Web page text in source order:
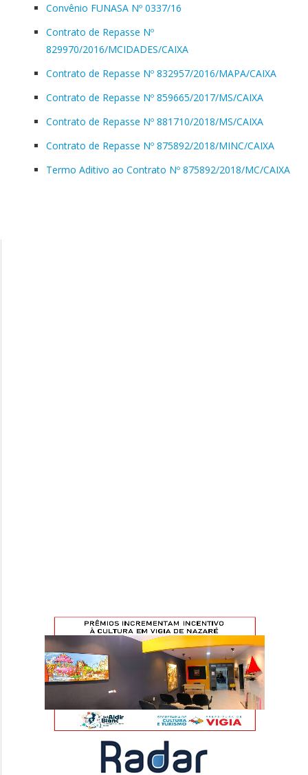
Convênio FUNASA Nº 0337/16
Contrato de Repasse Nº
829970/2016/MCIDADES/CAIXA
Contrato de Repasse Nº 832957/2016/MAPA/CAIXA
Contrato de Repasse Nº 859665/2017/MS/CAIXA
Contrato de Repasse Nº 881710/2018/MS/CAIXA
Contrato de Repasse Nº 875892/2018/MINC/CAIXA
Termo Aditivo ao Contrato Nº 875892/2018/MC/CAIXA